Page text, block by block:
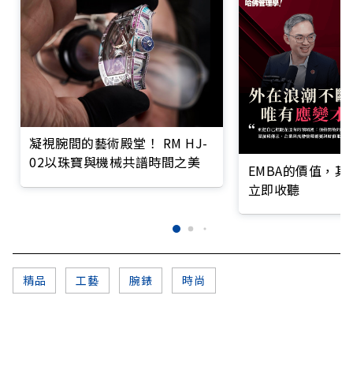
凝視腕間的藝術殿堂！ RM HJ-
02以珠寶與機械共譜時間之美
EMBA的價值，
立即收聽
精品 工藝 腕錶 時尚